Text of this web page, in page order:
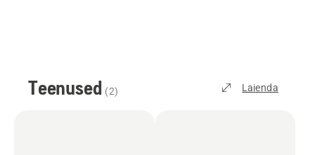
Teenused (2) Laienda